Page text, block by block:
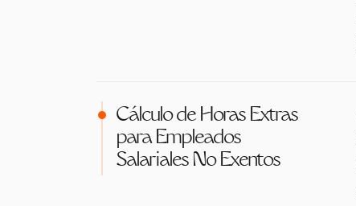
Cálculo de Horas Extras
para Empleados
Salariales No Exentos